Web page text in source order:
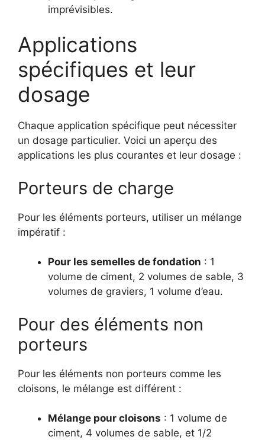
imprévisibles.
Applications
spécifiques et leur
dosage
Chaque application spécifique peut nécessiter
un dosage particulier. Voici un aperçu des
applications les plus courantes et leur dosage :
Porteurs de charge
Pour les éléments porteurs, utiliser un mélange
impératif :
Pour les semelles de fondation : 1
volume de ciment, 2 volumes de sable, 3
volumes de graviers, 1 volume d’eau.
Pour des éléments non
porteurs
Pour les éléments non porteurs comme les
cloisons, le mélange est différent :
Mélange pour cloisons : 1 volume de
ciment, 4 volumes de sable, et 1/2